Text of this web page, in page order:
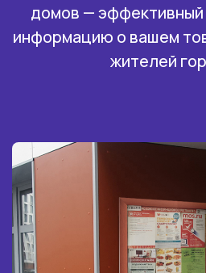
домов —
информацию о вашем
жителей